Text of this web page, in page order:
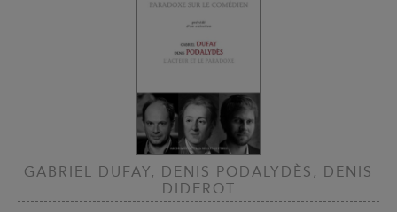
GABRIEL DUFAY, DENIS PODALYDÈS, DENIS
DIDEROT